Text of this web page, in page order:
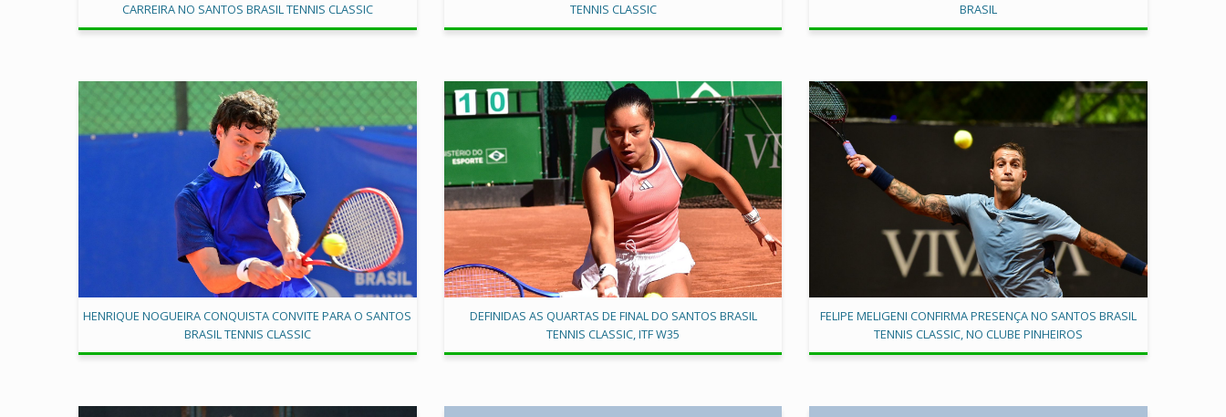
CARREIRA NO SANTOS BRASIL TENNIS CLASSIC
TENNIS CLASSIC
BRASIL
HENRIQUE NOGUEIRA CONQUISTA CONVITE PARA O SANTOS
BRASIL TENNIS CLASSIC
DEFINIDAS AS QUARTAS DE FINAL DO SANTOS BRASIL
TENNIS CLASSIC, ITF W35
FELIPE MELIGENI CONFIRMA PRESENÇA NO SANTOS BRASIL
TENNIS CLASSIC, NO CLUBE PINHEIROS